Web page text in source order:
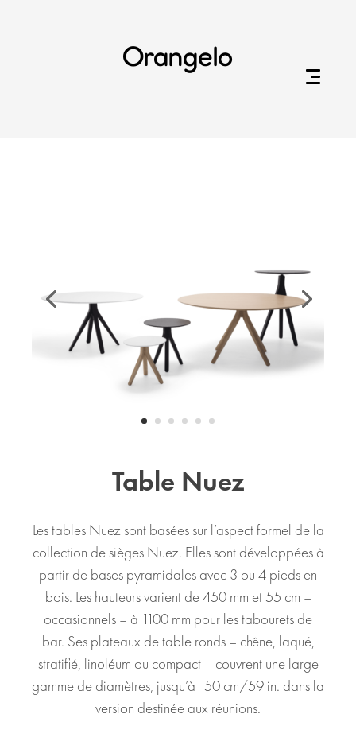
Orangelo
Table Nuez
Les tables Nuez sont basées sur l’aspect formel de la
collection de sièges Nuez. Elles sont développées à
partir de bases pyramidales avec 3 ou 4 pieds en
bois. Les hauteurs varient de 450 mm et 55 cm –
occasionnels – à 1100 mm pour les tabourets de
bar. Ses plateaux de table ronds – chêne, laqué,
stratifié, linoléum ou compact – couvrent une large
gamme de diamètres, jusqu’à 150 cm/59 in. dans la
version destinée aux réunions.